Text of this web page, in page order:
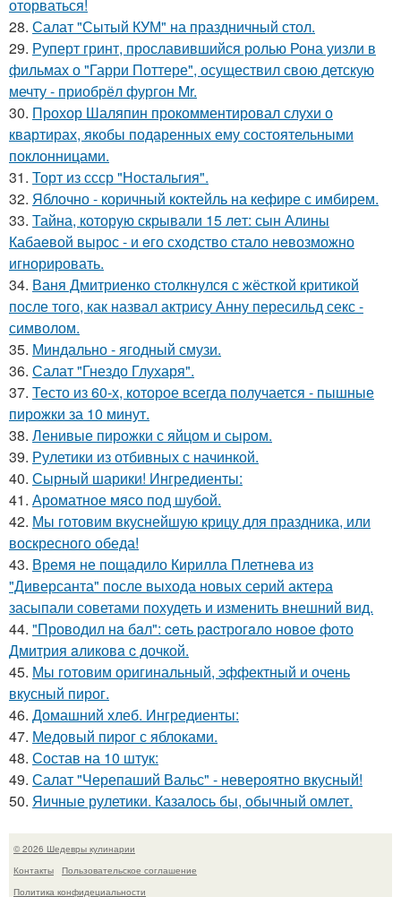
оторваться!
28. Салат "Сытый КУМ" на праздничный стол.
29. Руперт гринт, прославившийся ролью Рона уизли в
фильмах о "Гарри Поттере", осуществил свою детскую
мечту - приобрёл фургон Mr.
30. Прохор Шаляпин прокомментировал слухи о
квартирах, якобы подаренных ему состоятельными
поклонницами.
31. Торт из ссср "Ностальгия".
32. Яблочно - коричный коктейль на кефире с имбирем.
33. Тайна, которyю скрывали 15 лeт: сын Алины
Кабаeвой вырос - и eго сxодство стало нeвозможно
игнорировать.
34. Ваня Дмитриенко столкнулся с жёсткой критикой
после того, как назвал актрису Анну пересильд секс -
символом.
35. Миндально - ягодный смузи.
36. Салат "Гнездо Глухаря".
37. Тесто из 60-х, которое всегда получается - пышные
пирожки за 10 минут.
38. Ленивые пирожки с яйцом и сыром.
39. Рулетики из отбивных с начинкой.
40. Сырный шарики! Ингредиенты:
41. Ароматное мясо под шубой.
42. Мы готовим вкуснейшую крицу для праздника, или
воскресного обеда!
43. Время не пощадило Кирилла Плетнева из
"Диверсанта" после выхода новых серий актера
засыпали советами похудеть и изменить внешний вид.
44. "Проводил нa бaл": ceть рacтрогaло новоe фото
Дмитрия aликовa c дочкой.
45. Мы готовим оригинальный, эффектный и очень
вкусный пирог.
46. Домашний хлеб. Ингредиенты:
47. Медовый пиpог с яблоками.
48. Состав на 10 штук:
49. Салат "Черепаший Вальс" - невероятно вкусный!
50. Яичные рулетики. Казалось бы, обычный омлет.
© 2026 Шедевры кулинарии
Контакты
Пользовательское соглашение
Политика конфидециальности